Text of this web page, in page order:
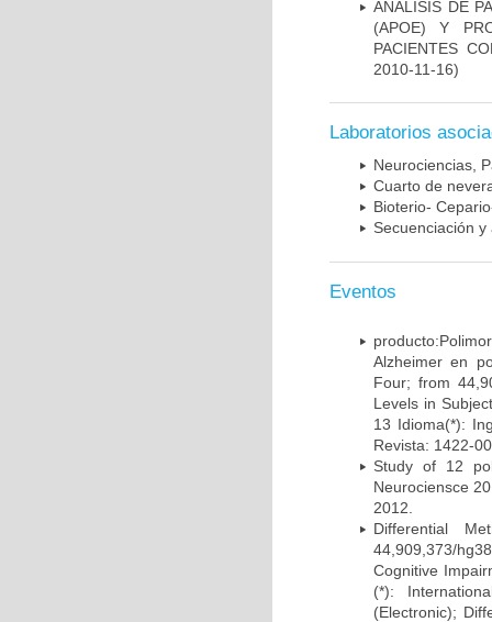
ANÁLISIS DE
(APOE) Y
PACIENTES
2010-11-16)
Laboratorios
Neurociencias,
Cuarto de
Bioterio-
Secuenciación
Eventos
Alzheimer en
Four; from
Levels in
13 Idioma(*):
Revista: 1422-
Study of 12
Neurociensce
2012.
Differential
44,909,373/
Cognitive
(*):
(Electronic);